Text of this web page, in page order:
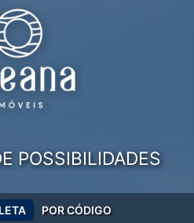
POSSIBILIDADES
POR CÓDIGO